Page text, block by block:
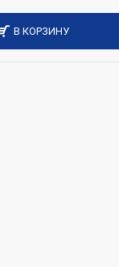
В КОРЗИНУ